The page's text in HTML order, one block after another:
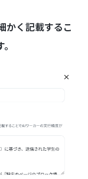
かく記載するこ